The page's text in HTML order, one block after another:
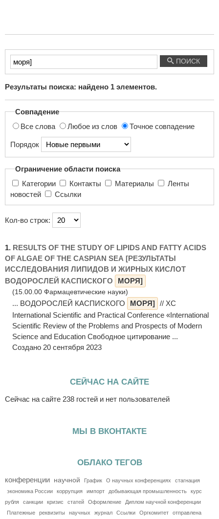
Введите
текст
поиска...
ПОИСК
Результаты поиска: найдено 1 элементов.
Совпадение
Все слова
Любое из слов Точное совпадение
Порядок
Ограничение области поиска
Категории
Контакты Материалы
новостей
Ссылки
Кол-во строк:
1. RESULTS OF THE STUDY OF LIPIDS AND FATTY ACIDS
OF ALGAE OF THE CASPIAN SEA [РЕЗУЛЬТАТЫ
ИССЛЕДОВАНИЯ ЛИПИДОВ И ЖИРНЫХ КИСЛОТ
ВОДОРОСЛЕЙ КАСПИСКОГО
МОРЯ]
(15.00.00 Фармацевтические науки)
... ВОДОРОСЛЕЙ КАСПИСКОГО МОРЯ] // XС
International Scientific and Practical Conference «International
Scientific Review of the Problems and Prospects of Modern
Science and Education Свободное цитирование ...
Создано 20 сентября 2023
СЕЙЧАС НА САЙТЕ
Сейчас на сайте 238 гостей и нет пользователей
МЫ В ВКОНТАКТЕ
ОБЛАКО ТЕГОВ
конференции научной График О научных конференциях
стагнация
экономика России
коррупция импорт добывающая промышленность
курс
рубля
санкции кризис статей Оформление
Диплом научной конференции
Платежные
реквизиты научных журнал Ссылки Оргкомитет
отправлена